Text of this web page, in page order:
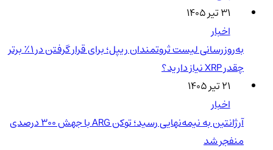
۳۱ تیر ۱۴۰۵
اخبار
به‌روزرسانی لیست ثروتمندان ریپل؛ برای قرار گرفتن در ۱٪ برتر
چقدر XRP نیاز دارید؟
۲۱ تیر ۱۴۰۵
اخبار
آرژانتین به نیمه‌نهایی رسید؛ توکن ARG با جهش ۳۰۰ درصدی
منفجر شد